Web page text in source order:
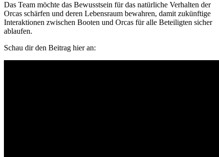
Das Team möchte das Bewusstsein für das natürliche Verhalten der
Orcas schärfen und deren Lebensraum bewahren, damit zukünftige
Interaktionen zwischen Booten und Orcas für alle Beteiligten sicher
ablaufen.
Schau dir den Beitrag hier an: